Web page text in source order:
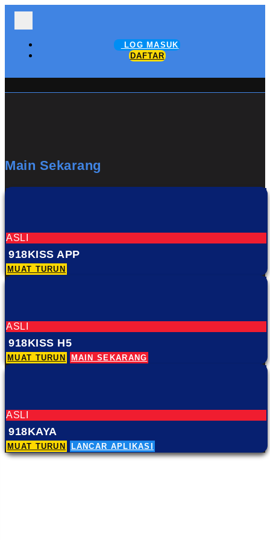
LOG MASUK
DAFTAR
Main Sekarang
ASLI
918KISS APP
MUAT TURUN
ASLI
918KISS H5
MUAT TURUN MAIN SEKARANG
ASLI
918KAYA
MUAT TURUN LANCAR APLIKASI